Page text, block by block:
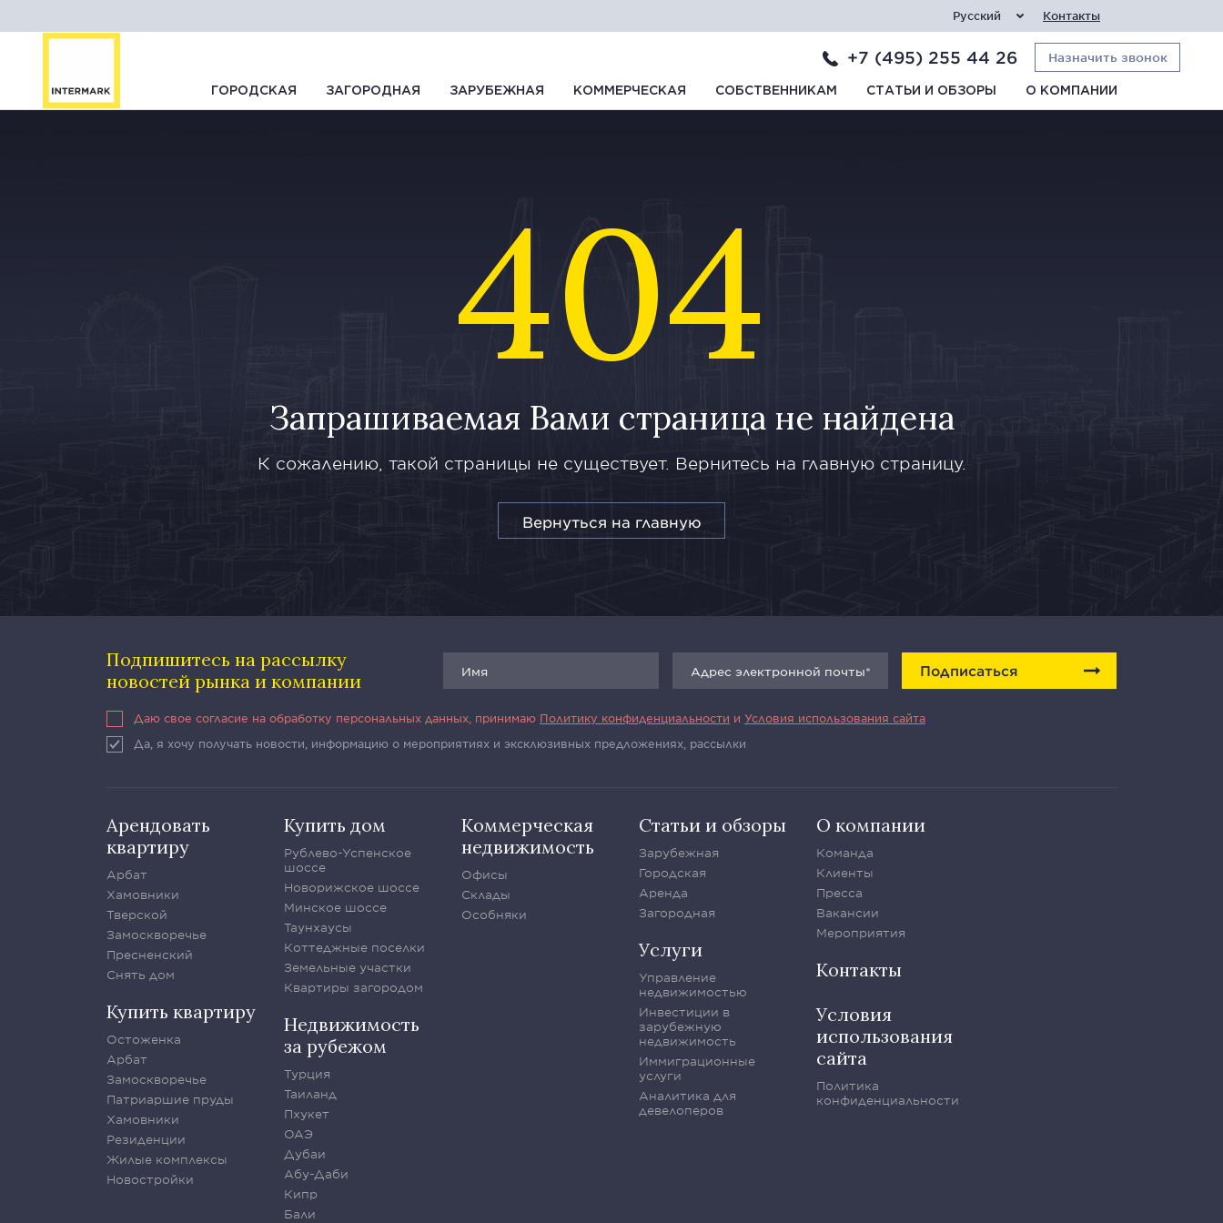
Русский Контакты
+7 (495) 255 44 26 Назначить звонок
ГОРОДСКАЯ ЗАГОРОДНАЯ ЗАРУБЕЖНАЯ КОММЕРЧЕСКАЯ СОБСТВЕННИКАМ СТАТЬИ И ОБЗОРЫ О КОМПАНИИ
404
Запрашиваемая Вами страница не найдена
К сожалению, такой страницы не существует. Вернитесь на главную страницу.
Вернуться на главную
Подпишитесь на рассылку
новостей рынка и компании
Подписаться
Даю свое согласие на обработку персональных данных, принимаю Политику конфиденциальности и Условия использования сайта
Да, я хочу получать новости, информацию о мероприятиях и эксклюзивных предложениях, рассылки
Арендовать
квартиру
Арбат
Хамовники
Тверской
Замоскворечье
Пресненский
Снять дом
Купить квартиру
Остоженка
Арбат
Замоскворечье
Патриаршие пруды
Хамовники
Резиденции
Жилые комплексы
Новостройки
Купить дом
Рублево-Успенское
шоссе
Новорижское шоссе
Минское шоссе
Таунхаусы
Коттеджные поселки
Земельные участки
Квартиры загородом
Недвижимость
за рубежом
Турция
Таиланд
Пхукет
ОАЭ
Дубаи
Абу-Даби
Кипр
Бали
Коммерческая
недвижимость
Офисы
Склады
Особняки
Статьи и обзоры
Зарубежная
Городская
Аренда
Загородная
Услуги
Управление
недвижимостью
Инвестиции в
зарубежную
недвижимость
Иммиграционные
услуги
Аналитика для
девелоперов
О компании
Команда
Клиенты
Пресса
Вакансии
Мероприятия
Контакты
Условия
использования
сайта
Политика
конфиденциальности